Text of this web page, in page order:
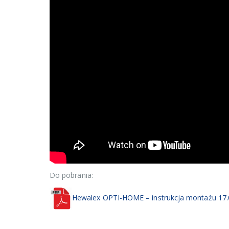
Do pobrania:
Hewalex OPTI-HOME – instrukcja montażu